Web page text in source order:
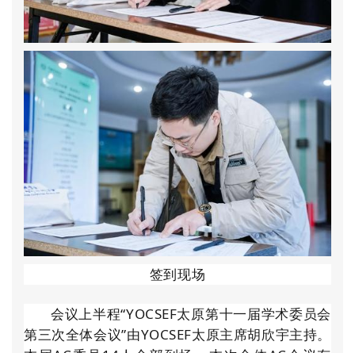
签到现场
会议上半程“YOCSEF太原第十一届学术委员会
第三次全体会议”由YOCSEF太原主席胡欣宇主持。